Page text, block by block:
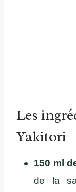
Les
Yakitori
150 ml
de la